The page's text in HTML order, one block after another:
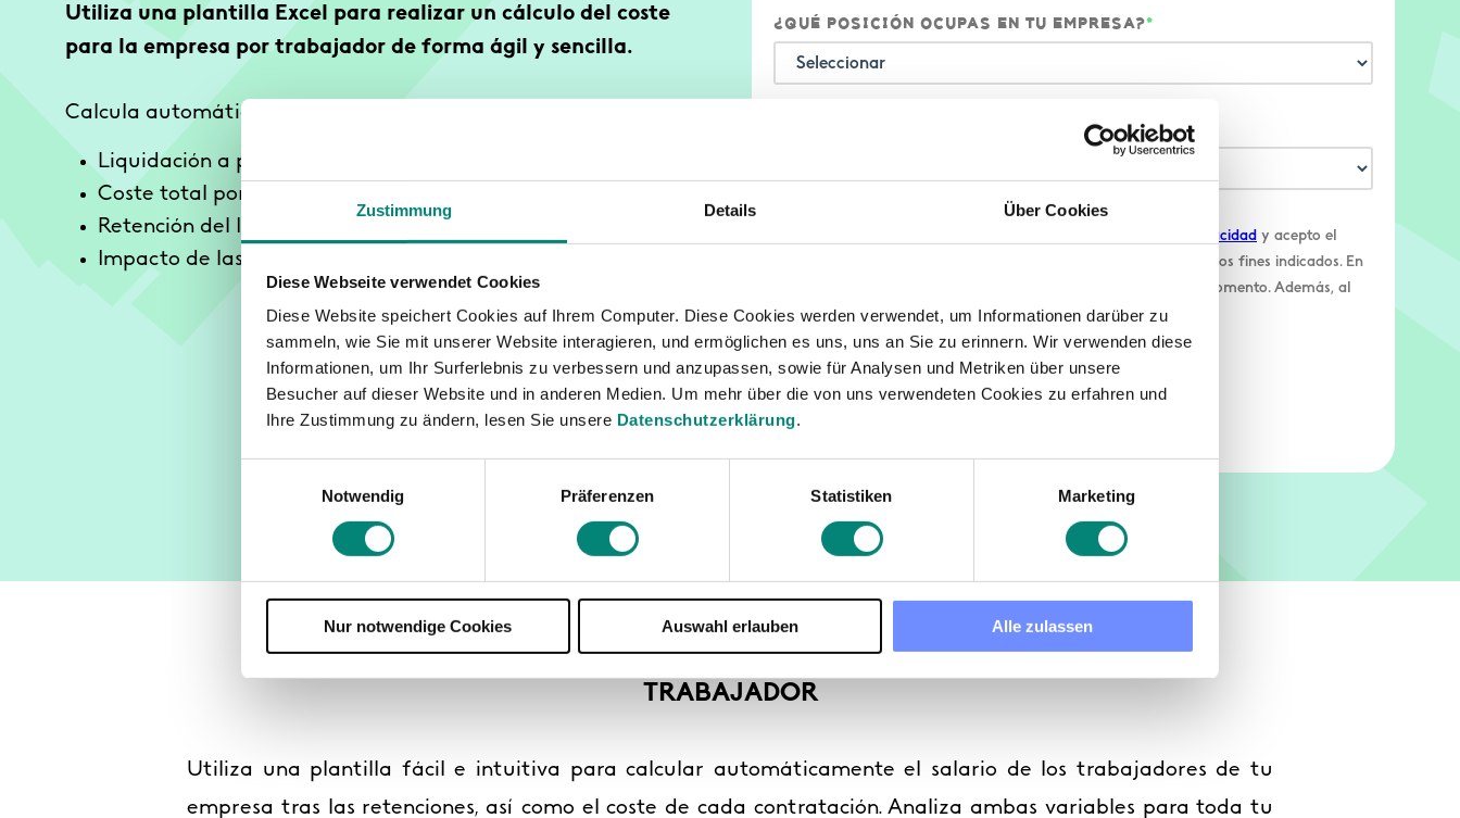
Zustimmung Details Über Cookies
Diese Webseite verwendet Cookies
Diese Website speichert Cookies auf Ihrem Computer. Diese Cookies werden verwendet, um Informationen darüber zu
sammeln, wie Sie mit unserer Website interagieren, und ermöglichen es uns, uns an Sie zu erinnern. Wir verwenden diese
Informationen, um Ihr Surferlebnis zu verbessern und anzupassen, sowie für Analysen und Metriken über unsere
Besucher auf dieser Website und in anderen Medien. Um mehr über die von uns verwendeten Cookies zu erfahren und
Ihre Zustimmung zu ändern, lesen Sie unsere Datenschutzerklärung.
Notwendig
Präferenzen Statistiken Marketing
Nur notwendige Cookies Auswahl erlauben Alle zulassen
Utiliza una plantilla Excel para realizar un cálculo del coste
para la empresa por trabajador de forma ágil y sencilla.
Calcula automáticamente el coste de las siguientes variables:
Liquidación a pagar por la empresa tras retenciones.
Coste total por empleado para la empresa.
Retención del IRPF según el tipo de contrato.
Impacto de las contingencias profesionales.
¿QUÉ POSICIÓN OCUPAS EN TU EMPRESA?*
política de privacidad y acepto el
procesamiento de mis datos personales por parte de Kenjo para los fines indicados. En
caso de consentimiento, puedo revocar el mismo en cualquier momento. Además, al
enviar el formulario, acepto lostérminos y condiciones .
TRABAJADOR
Utiliza una plantilla fácil e intuitiva para calcular automáticamente el salario de los trabajadores de tu
empresa tras las retenciones, así como el coste de cada contratación. Analiza ambas variables para toda tu